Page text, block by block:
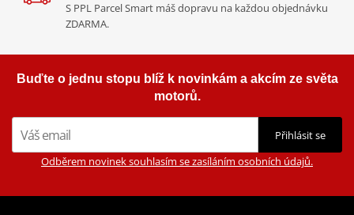
motocyklem pro všechny jezdce - zejména v rušném provozu.
S PPL Parcel Smart máš dopravu na každou objednávku
ZDARMA.
Buďte o jednu stopu blíž k novinkám a akcím ze světa
motorů.
Přihlásit se
Odběrem novinek souhlasím se zasíláním osobních údajů.